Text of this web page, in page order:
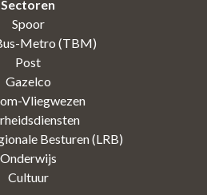
Sectoren
Spoor
Metro (TBM)
Post
Gazelco
Vliegwezen
Besturen (LRB)
Onderwijs
Cultuur